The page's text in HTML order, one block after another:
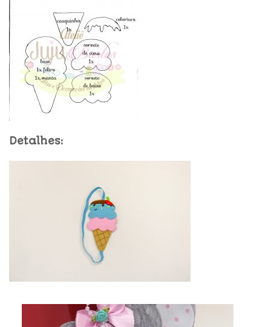
Detalhes: